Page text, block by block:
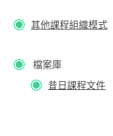
其他課程組織模式
檔案庫
昔日課程文件